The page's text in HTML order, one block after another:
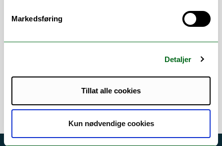
Markedsføring
Detaljer
Tillat alle cookies
Kun nødvendige cookies
forbedring